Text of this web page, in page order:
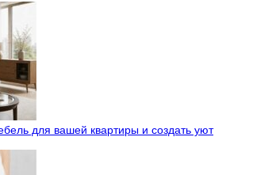
для вашей квартиры и создать уют